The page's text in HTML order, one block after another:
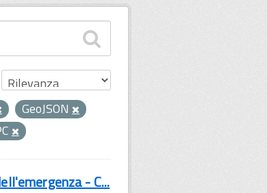
GeoJSON
- C...